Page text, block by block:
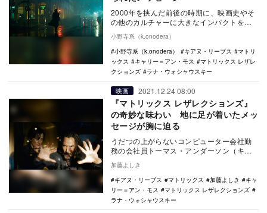
2000年を挟んだ前後の時期に、映画史やそ
の他のカルチャーに大きなインパクトを与
えることとなったサイバーパンク・アクシ
ョン『マト…
小野寺系（k.onodera）
小野寺系（k.onodera）
キアヌ・リーブス
マトリ
ックス
キャリー＝アン・モス
マトリックス レザレ
クションズ
ラナ・ウォシャウスキー
映画 2021.12.24 08:00
『マトリックス レザレクションズ』
の奇妙な味わい 地に足が着いたメッ
セージが胸に迫る
うだつの上がらないコンピューター会社勤
務の会社員トーマス・アンダーソン（キア
ヌ・リーブス）には、ハッカーの“ネオ”とい
う裏の顔が…
加藤よしき
キアヌ・リーブス
マトリックス 加藤よしき
キャ
リー＝アン・モス
マトリックス レザレクションズ
ラナ・ウォシャウスキー